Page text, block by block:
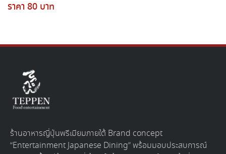
ราคา 80 บาท
ร้านอาหารญี่ปุ่นพรีเมียมภายใต้ Brand concept
“Entertainment Japanese Dining” พร้อมมอบประสบการณ์